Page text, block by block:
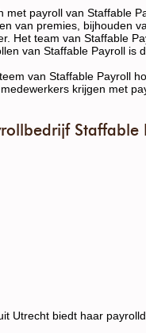
met payroll van Staffable
van premies, bijhouden
Het team van Staffable
van Staffable Payroll is
van Staffable Payroll
krijgen met
Staffable
Utrecht biedt haar